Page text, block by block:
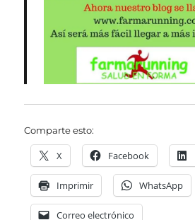
Comparte esto:
X Facebook
Imprimir WhatsApp
Correo electrónico